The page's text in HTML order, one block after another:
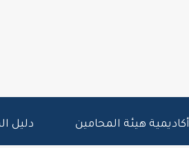
أكاديمية هيئة المحامين دليل